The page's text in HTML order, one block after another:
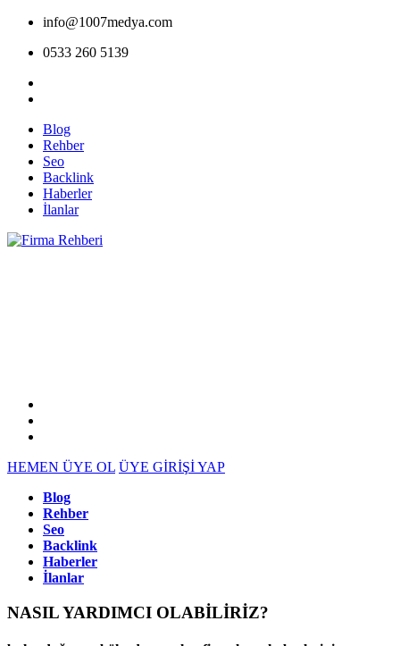
info@1007medya.com
0533 260 5139
Blog
Rehber
Seo
Backlink
Haberler
İlanlar
HEMEN ÜYE OL ÜYE GİRİŞİ YAP
Blog
Rehber
Seo
Backlink
Haberler
İlanlar
NASIL YARDIMCI OLABİLİRİZ?